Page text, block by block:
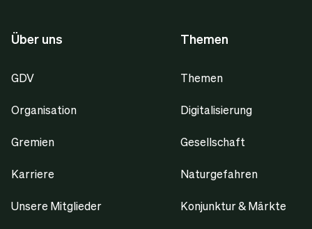
Über uns
GDV
Organisation
Gremien
Karriere
Unsere Mitglieder
Themen
Themen
Digitalisierung
Gesellschaft
Naturgefahren
Konjunktur & Märkte